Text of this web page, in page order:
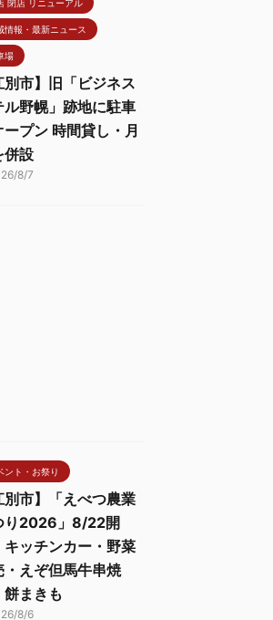
閉店 リニューアル
情報・最新ニュース
場
別市】旧「ビジネス
ル野幌」跡地に駐車
ープン 時間貸し・月
併設
8/7
ント・お祭り
別市】「えべつ農業
り2026」8/22開
キッチンカー・野菜
・えぞ但馬牛串焼
餅まきも
8/6